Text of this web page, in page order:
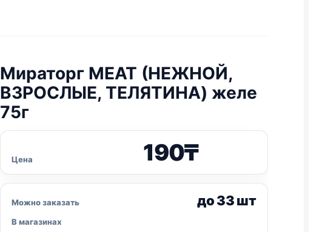
Мираторг MEAT (НЕЖНОЙ,
ВЗРОСЛЫЕ, ТЕЛЯТИНА) желе
75г
Цена 190₸
Можно заказать до 33 шт
В магазинах